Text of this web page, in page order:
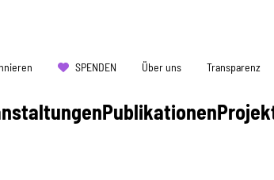
Publikationen
SPENDEN Über uns Transparenz